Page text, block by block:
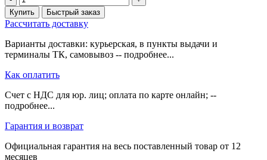
Купить
Быстрый заказ
Рассчитать доставку
Варианты доставки: курьерская, в пункты выдачи и
терминалы ТК, самовывоз -- подробнее...
Как оплатить
Счет с НДС для юр. лиц; оплата по карте онлайн; --
подробнее...
Гарантия и возврат
Официальная гарантия на весь поставленный товар от 12
месяцев